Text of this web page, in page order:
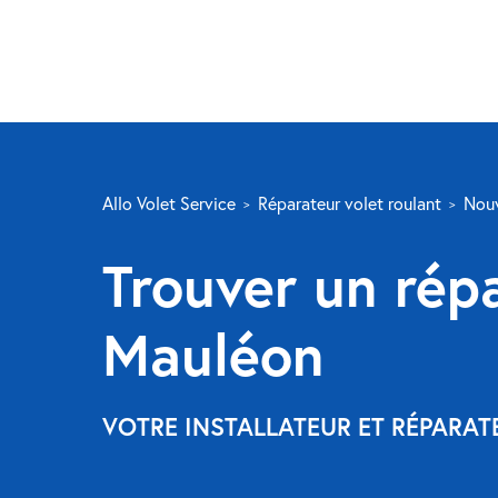
Allo Volet Service Réparateur volet roulant
Trouver un
Mauléon
VOTRE INSTALLATEUR ET